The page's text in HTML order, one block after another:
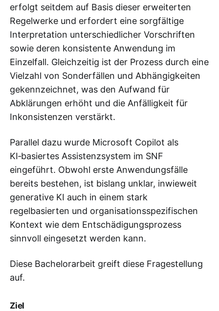
erfolgt seitdem auf Basis dieser erweiterten
Regelwerke und erfordert eine sorgfältige
Interpretation unterschiedlicher Vorschriften
sowie deren konsistente Anwendung im
Einzelfall. Gleichzeitig ist der Prozess durch eine
Vielzahl von Sonderfällen und Abhängigkeiten
gekennzeichnet, was den Aufwand für
Abklärungen erhöht und die Anfälligkeit für
Inkonsistenzen verstärkt.
Parallel dazu wurde Microsoft Copilot als
KI‑basiertes Assistenzsystem im SNF
eingeführt. Obwohl erste Anwendungsfälle
bereits bestehen, ist bislang unklar, inwieweit
generative KI auch in einem stark
regelbasierten und organisationsspezifischen
Kontext wie dem Entschädigungsprozess
sinnvoll eingesetzt werden kann.
Diese Bachelorarbeit greift diese Fragestellung
auf.
Ziel